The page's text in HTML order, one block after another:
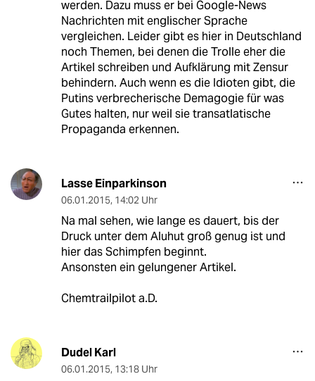
werden. Dazu muss er bei Google-News
Nachrichten mit englischer Sprache
vergleichen. Leider gibt es hier in Deutschland
noch Themen, bei denen die Trolle eher die
Artikel schreiben und Aufklärung mit Zensur
behindern. Auch wenn es die Idioten gibt, die
Putins verbrecherische Demagogie für was
Gutes halten, nur weil sie transatlatische
Propaganda erkennen.
Lasse Einparkinson
06.01.2015, 14:02 Uhr
Na mal sehen, wie lange es dauert, bis der
Druck unter dem Aluhut groß genug ist und
hier das Schimpfen beginnt.
Ansonsten ein gelungener Artikel.
Chemtrailpilot a.D.
Dudel Karl
06.01.2015, 13:18 Uhr